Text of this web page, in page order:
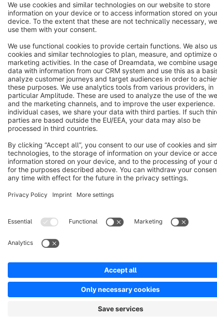
English
Terms & Conditions Privacy Legal notice
Cookie settings
Copyright © shopware AG - All rights reserved
Notice: * All prices are quoted net of the statutory value-added tax